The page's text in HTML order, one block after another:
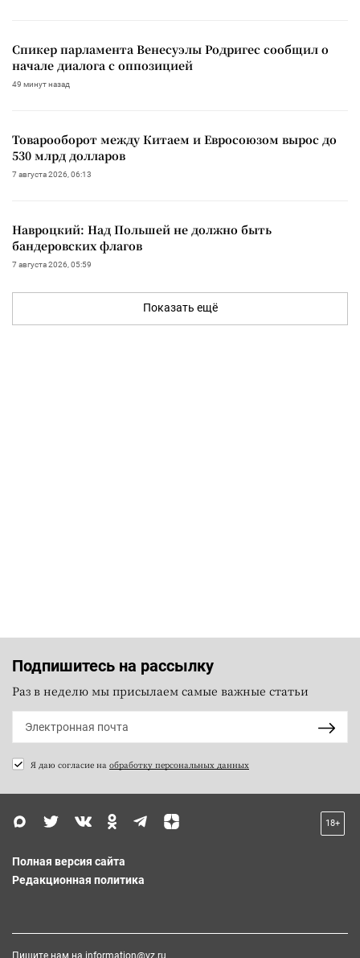
Спикер парламента Венесуэлы Родригес сообщил о
начале диалога с оппозицией
49 минут назад
Товарооборот между Китаем и Евросоюзом вырос до
530 млрд долларов
7 августа 2026, 06:13
Навроцкий: Над Польшей не должно быть
бандеровских флагов
7 августа 2026, 05:59
Показать ещё
Подпишитесь на рассылку
Раз в неделю мы присылаем самые важные статьи
Я даю согласие на обработку персональных данных
18+
Полная версия сайта
Редакционная политика
Пишите нам на information@vz.ru